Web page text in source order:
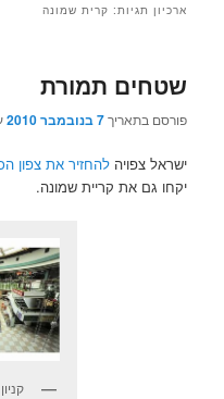
ארכיון תגיות: קרית שמונה
שטחים תמורת
פורסם בתאריך7 בנובמבר 2010
ישראל צפויהלהחזיר את צפון
יקחו גם את קריית שמונה.